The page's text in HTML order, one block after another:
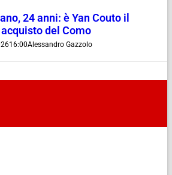
24 anni: è Yan Couto il
del Como
16:00Alessandro Gazzolo